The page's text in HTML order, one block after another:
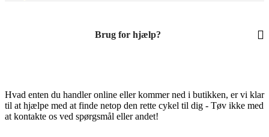
Brug for hjælp?
Hvad enten du handler online eller kommer ned i butikken, er vi klar
til at hjælpe med at finde netop den rette cykel til dig - Tøv ikke med
at kontakte os ved spørgsmål eller andet!